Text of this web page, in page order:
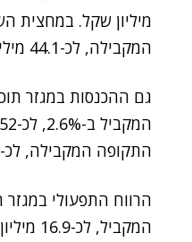
המקבילה, לכ-44.1 מיליון שקל.
התקופה המקבילה, לכ-730 מיליון שקל. הגידול נבע מגידול אורגני בכל תחומי הפעילות במגזר.